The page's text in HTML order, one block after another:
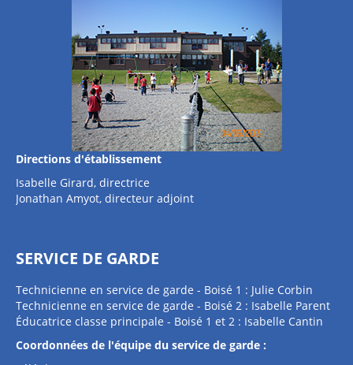
Directions d'établissement
Isabelle Girard, directrice
Jonathan Amyot, directeur adjoint
SERVICE DE GARDE
Technicienne en service de garde - Boisé 1 : Julie Corbin
Technicienne en service de garde - Boisé 2 : Isabelle Parent
Éducatrice classe principale - Boisé 1 et 2 : Isabelle Cantin
Coordonnées de l'équipe du service de garde :